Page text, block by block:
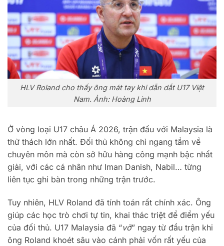
HLV Roland cho thấy ông mát tay khi dẫn dắt U17 Việt
Nam. Ảnh: Hoàng Linh
Ở vòng loại U17 châu Á 2026, trận đấu với Malaysia là
thử thách lớn nhất. Đối thủ không chỉ ngang tầm về
chuyên môn mà còn sở hữu hàng công mạnh bậc nhất
giải, với các cá nhân như Iman Danish, Nabil… từng
liên tục ghi bàn trong những trận trước.
Tuy nhiên, HLV Roland đã tính toán rất chính xác. Ông
giúp các học trò chơi tự tin, khai thác triệt để điểm yếu
của đối thủ. U17 Malaysia đã “vỡ” ngay từ đầu trận khi
ông Roland khoét sâu vào cánh phải vốn rất yếu của